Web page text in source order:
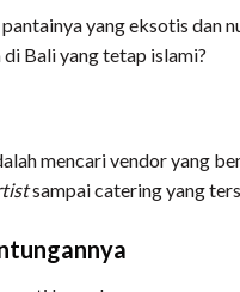
yang eksotis dan
Bali yang tetap islami?
mencari vendor yang
sampai catering yang